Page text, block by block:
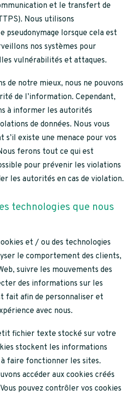
et le transfert de
Nous utilisons
pseudonymage lorsque cela est
nos systèmes pour
vulnérabilités et attaques.
de notre mieux, nous ne pouvons
de l’information. Cependant,
à informer les autorités
de données. Nous vous
s’il existe une menace pour vos
ferons tout ce qui est
pour prévenir les violations
les autorités en cas de violation.
technologies que nous
et / ou des technologies
le comportement des clients,
suivre les mouvements des
des informations sur les
fait afin de personnaliser et
avec nous.
fichier texte stocké sur votre
stockent les informations
faire fonctionner les sites.
accéder aux cookies créés
pouvez contrôler vos cookies